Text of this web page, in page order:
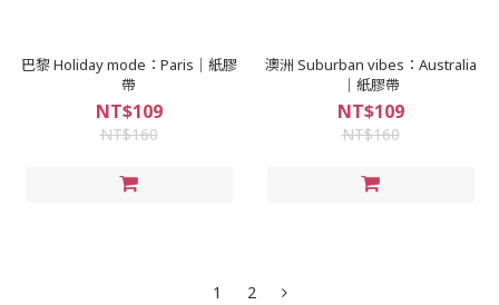
巴黎 Holiday mode：Paris｜紙膠
帶
NT$109
NT$160
澳洲 Suburban vibes：Australia
｜紙膠帶
NT$109
NT$160
1 2